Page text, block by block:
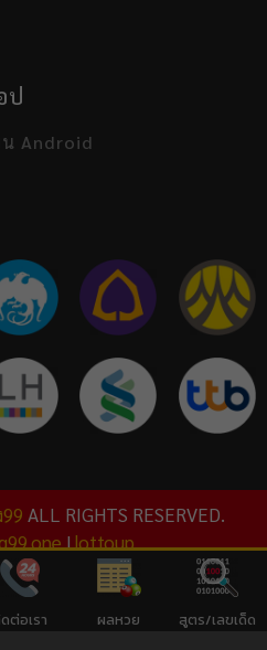
ป
Android
99 ALL RIGHTS RESERVED.
|lottoup
ต่อเรา ผลหวย สูตร/เลขเด็ด